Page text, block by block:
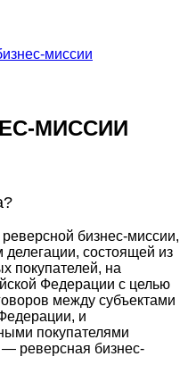
миссии
МИССИИ
бизнес-миссии,
состоящей из
покупателей, на
Федерации с целью
между субъектами
и
покупателями
— реверсная бизнес-